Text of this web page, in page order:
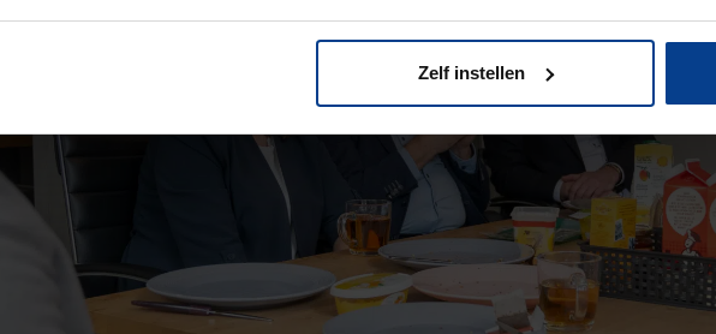
Zelf instellen